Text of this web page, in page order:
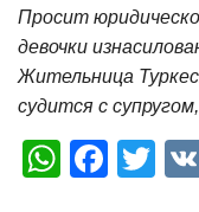
Просит
девочки
Жительница
судится с
W
F
T